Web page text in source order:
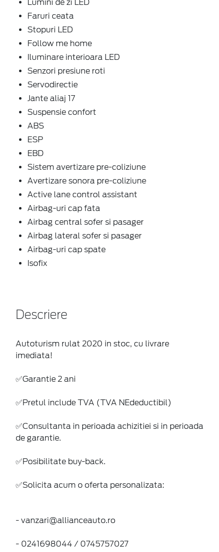
Lumini de zi LED
Faruri ceata
Stopuri LED
Follow me home
Iluminare interioara LED
Senzori presiune roti
Servodirectie
Jante aliaj 17
Suspensie confort
ABS
ESP
EBD
Sistem avertizare pre-coliziune
Avertizare sonora pre-coliziune
Active lane control assistant
Airbag-uri cap fata
Airbag central sofer si pasager
Airbag lateral sofer si pasager
Airbag-uri cap spate
Isofix
Descriere
Autoturism rulat 2020 in stoc, cu livrare
imediata!
✅Garantie 2 ani
✅Pretul include TVA (TVA NEdeductibil)
✅Consultanta in perioada achizitiei si in perioada
de garantie.
✅Posibilitate buy-back.
✅Solicita acum o oferta personalizata:
- vanzari@allianceauto.ro
- 0241698044 / 0745757027